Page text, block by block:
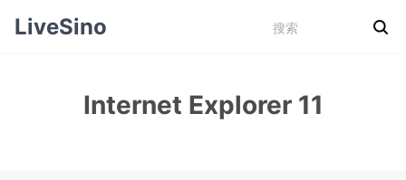
LiveSino
Internet Explorer 11